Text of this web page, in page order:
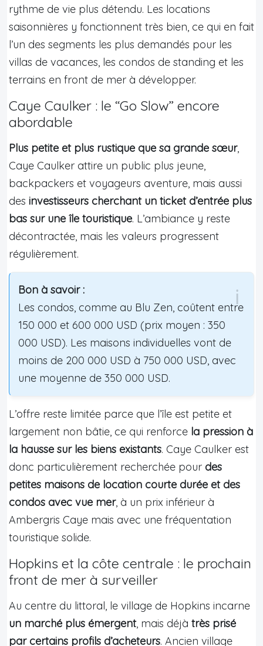
rythme de vie plus détendu. Les locations
saisonnières y fonctionnent très bien, ce qui en fait
l’un des segments les plus demandés pour les
villas de vacances, les condos de standing et les
terrains en front de mer à développer.
Caye Caulker : le “Go Slow” encore
abordable
Plus petite et plus rustique que sa grande sœur,
Caye Caulker attire un public plus jeune,
backpackers et voyageurs aventure, mais aussi
des investisseurs cherchant un ticket d’entrée plus
bas sur une île touristique. L’ambiance y reste
décontractée, mais les valeurs progressent
régulièrement.
Bon à savoir :
Les condos, comme au Blu Zen, coûtent entre
150 000 et 600 000 USD (prix moyen : 350
000 USD). Les maisons individuelles vont de
moins de 200 000 USD à 750 000 USD, avec
une moyenne de 350 000 USD.
L’offre reste limitée parce que l’île est petite et
largement non bâtie, ce qui renforce la pression à
la hausse sur les biens existants. Caye Caulker est
donc particulièrement recherchée pour des
petites maisons de location courte durée et des
condos avec vue mer, à un prix inférieur à
Ambergris Caye mais avec une fréquentation
touristique solide.
Hopkins et la côte centrale : le prochain
front de mer à surveiller
Au centre du littoral, le village de Hopkins incarne
un marché plus émergent, mais déjà très prisé
par certains profils d’acheteurs. Ancien village